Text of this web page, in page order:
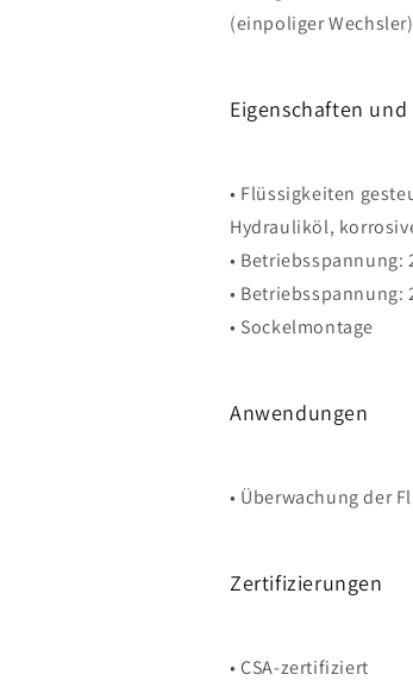
(einpoliger
Eigenschaften
• Flüssigkeiten
Hydrauliköl,
• Betriebsspannung:
• Betriebsspannung:
• Sockelmontage
Anwendungen
• Überwachung der
Zertifizierungen
• CSA-zertifiziert